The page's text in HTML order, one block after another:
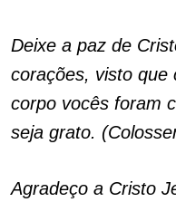
Deixe a paz de
corações, visto que
corpo vocês foram
seja grato.
Agradeço a Cristo